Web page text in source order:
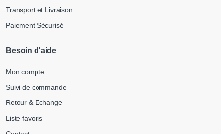
Transport et Livraison
Paiement Sécurisé
Besoin d'aide
Mon compte
Suivi de commande
Retour & Echange
Liste favoris